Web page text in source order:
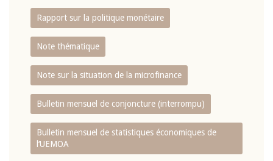
Rapport sur la politique monétaire
Note thématique
Note sur la situation de la microfinance
Bulletin mensuel de conjoncture (interrompu)
Bulletin mensuel de statistiques économiques de
l‘UEMOA